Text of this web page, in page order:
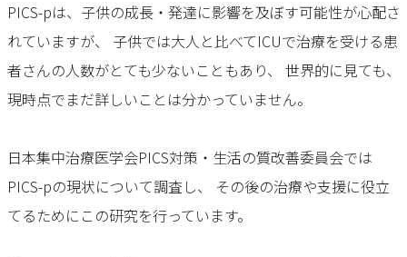
PICS-pは、子供の成長・発達に影響を及ぼす可能性が心配さ
れていますが、 子供では大人と比べてICUで治療を受ける患
者さんの人数がとても少ないこともあり、 世界的に見ても、
現時点でまだ詳しいことは分かっていません。
日本集中治療医学会PICS対策・生活の質改善委員会では
PICS-pの現状について調査し、 その後の治療や支援に役立
てるためにこの研究を行っています。